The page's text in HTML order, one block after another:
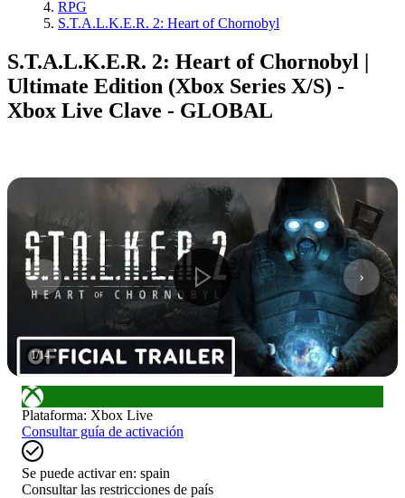
RPG
S.T.A.L.K.E.R. 2: Heart of Chornobyl
S.T.A.L.K.E.R. 2: Heart of Chornobyl |
Ultimate Edition (Xbox Series X/S) -
Xbox Live Clave - GLOBAL
1/14
Plataforma: Xbox Live
Consultar guía de activación
Se puede activar en: spain
Consultar las restricciones de país